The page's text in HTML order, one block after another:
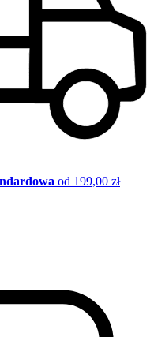
od 199,00 zł